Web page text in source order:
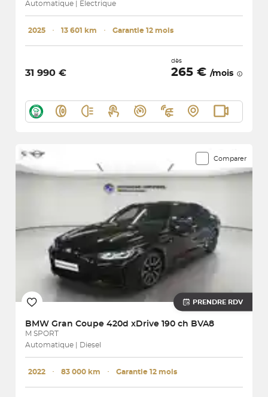
Automatique | Electrique
2025 ･ 13 601 km ･ Garantie 12 mois
31 990 €
dès
265 € /mois
Comparer
PRENDRE RDV
BMW Gran Coupe 420d xDrive 190 ch BVA8
M SPORT
Automatique | Diesel
2022 ･ 83 000 km ･ Garantie 12 mois